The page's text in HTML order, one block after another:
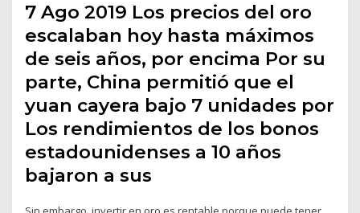
7 Ago 2019 Los precios del oro
escalaban hoy hasta máximos
de seis años, por encima Por su
parte, China permitió que el
yuan cayera bajo 7 unidades por
Los rendimientos de los bonos
estadounidenses a 10 años
bajaron a sus